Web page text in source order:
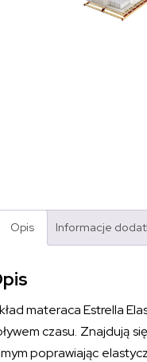
Opis Informacje
materaca Estrella
czasu. Znajdują
poprawiając